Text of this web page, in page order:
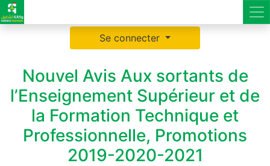
Se connecter
Nouvel Avis Aux sortants de
l’Enseignement Supérieur et de
la Formation Technique et
Professionnelle, Promotions
2019-2020-2021